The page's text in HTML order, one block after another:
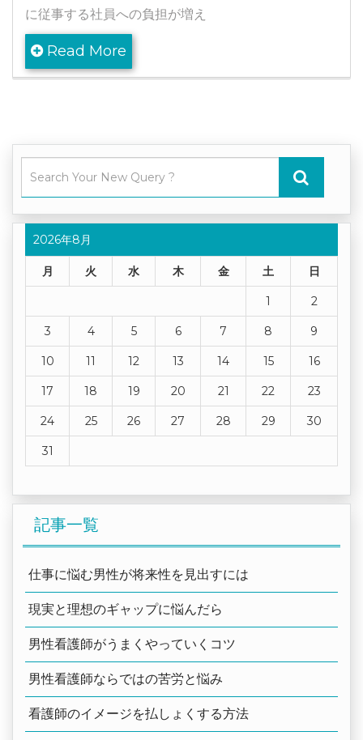
に従事する社員への負担が増え
Read More
2026年8月
月 火 水 木 金 土 日
1 2
3 4 5 6 7 8 9
10 11 12 13 14 15 16
17 18 19 20 21 22 23
24 25 26 27 28 29 30
31
記事一覧
仕事に悩む男性が将来性を見出すには
現実と理想のギャップに悩んだら
男性看護師がうまくやっていくコツ
男性看護師ならではの苦労と悩み
看護師のイメージを払しょくする方法